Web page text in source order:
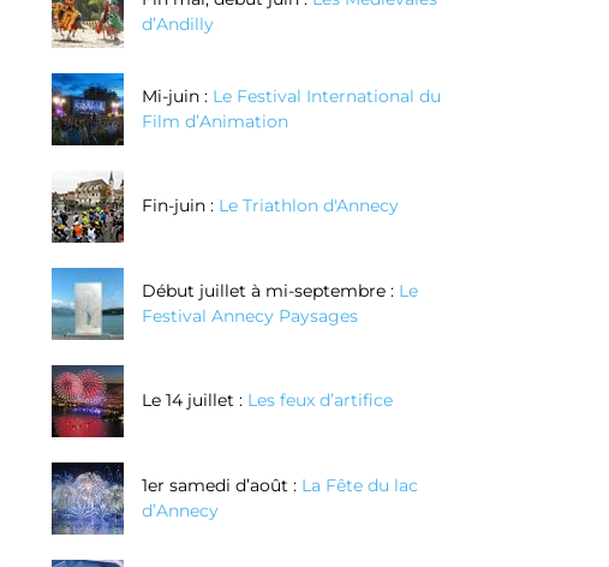
d’Andilly
Mi-juin : Le Festival International du
Film d’Animation
Fin-juin : Le Triathlon d'Annecy
Début juillet à mi-septembre : Le
Festival Annecy Paysages
Le 14 juillet : Les feux d’artifice
1er samedi d’août : La Fête du lac
d’Annecy